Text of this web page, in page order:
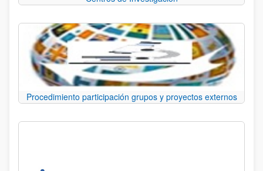
Procedimiento participación grupos y proyectos externos